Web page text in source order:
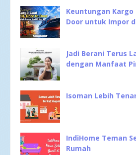
Keuntungan Kargo
Door untuk Impor
Jadi Berani Terus
dengan Manfaat
Isoman Lebih
IndiHome Teman
Rumah